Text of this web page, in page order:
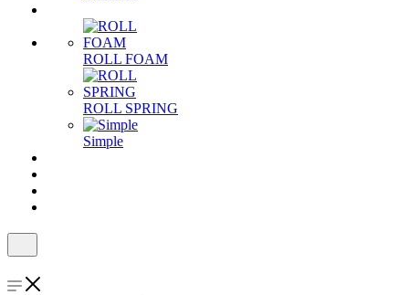
ROLL FOAM
ROLL SPRING
Simple